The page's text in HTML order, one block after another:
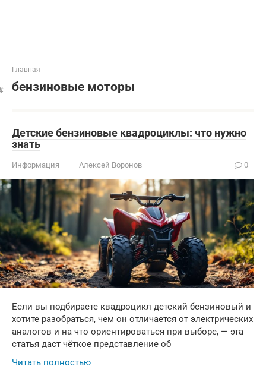
Главная
бензиновые моторы
Детские бензиновые квадроциклы: что нужно
знать
Информация Алексей Воронов 0
Если вы подбираете квадроцикл детский бензиновый и
хотите разобраться, чем он отличается от электрических
аналогов и на что ориентироваться при выборе, — эта
статья даст чёткое представление об
Читать полностью